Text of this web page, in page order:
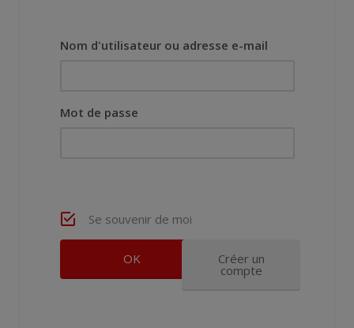
Nom d'utilisateur ou adresse e-mail
Mot de passe
Se souvenir de moi
Créer un
compte